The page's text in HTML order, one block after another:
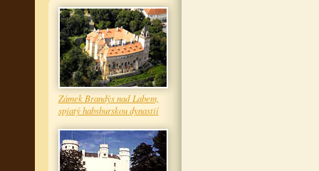
Zámek Brandýs nad Labem,
spjatý habsburskou dynastií